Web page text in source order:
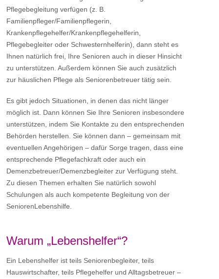
Pflegebegleitung verfügen (z. B.
Familienpfleger/Familienpflegerin,
Krankenpflegehelfer/Krankenpflegehelferin,
Pflegebegleiter oder Schwesternhelferin), dann steht es
Ihnen natürlich frei, Ihre Senioren auch in dieser Hinsicht
zu unterstützen. Außerdem können Sie auch zusätzlich
zur häuslichen Pflege als Seniorenbetreuer tätig sein.
Es gibt jedoch Situationen, in denen das nicht länger
möglich ist. Dann können Sie Ihre Senioren insbesondere
unterstützen, indem Sie Kontakte zu den entsprechenden
Behörden herstellen. Sie können dann – gemeinsam mit
eventuellen Angehörigen – dafür Sorge tragen, dass eine
entsprechende Pflegefachkraft oder auch ein
Demenzbetreuer/Demenzbegleiter zur Verfügung steht.
Zu diesen Themen erhalten Sie natürlich sowohl
Schulungen als auch kompetente Begleitung von der
SeniorenLebenshilfe.
Warum „Lebenshelfer“?
Ein Lebenshelfer ist teils Seniorenbegleiter, teils
Hauswirtschafter, teils Pflegehelfer und Alltagsbetreuer –